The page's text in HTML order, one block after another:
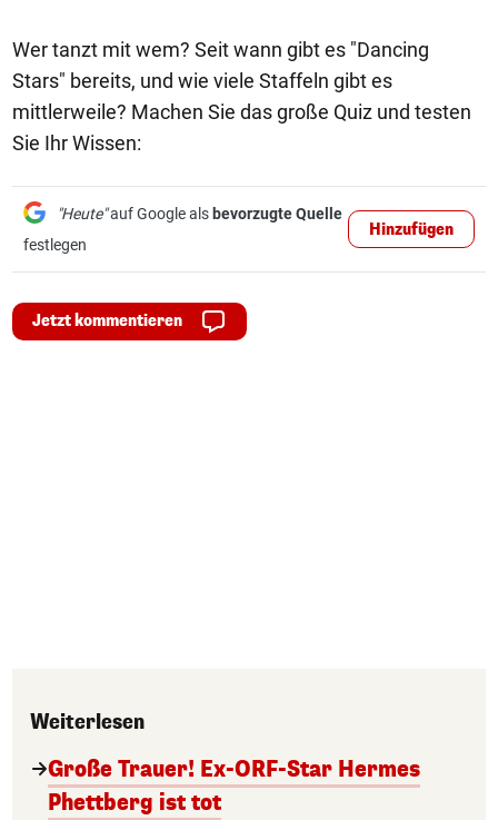
Wer tanzt mit wem? Seit wann gibt es "Dancing
Stars" bereits, und wie viele Staffeln gibt es
mittlerweile? Machen Sie das große Quiz und testen
Sie Ihr Wissen:
"Heute"auf Google als bevorzugte Quelle
festlegen
Hinzufügen
Jetzt kommentieren
Weiterlesen
Große Trauer! Ex-ORF-Star Hermes
Phettberg ist tot